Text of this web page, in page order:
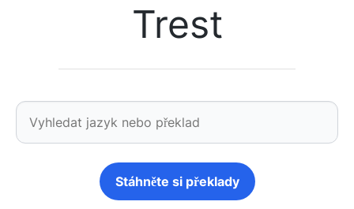
Trest
Stáhněte si překlady